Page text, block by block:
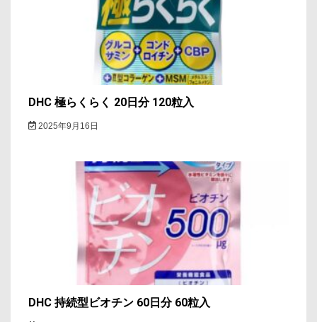
DHC 極らくらく 20日分 120粒入
2025年9月16日
DHC 持続型ビオチン 60日分 60粒入